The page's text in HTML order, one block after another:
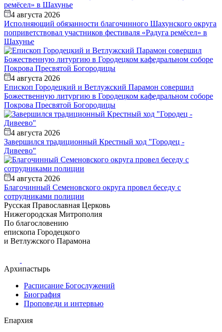
4 августа 2026
Исполняющий обязанности благочинного Шахунского округа
поприветствовал участников фестиваля «Радуга ремёсел» в
Шахунье
4 августа 2026
Епископ Городецкий и Ветлужский Парамон совершил
Божественную литургию в Городецком кафедральном соборе
Покрова Пресвятой Богородицы
4 августа 2026
Завершился традиционный Крестный ход "Городец -
Дивеево"
4 августа 2026
Благочинный Семеновского округа провел беседу с
сотрудниками полиции
Русская Православная Церковь
Нижегородская Митрополия
По благословению
епископа Городецкого
и Ветлужского Парамона
Архипастырь
Расписание Богослужений
Биография
Проповеди и интервью
Епархия